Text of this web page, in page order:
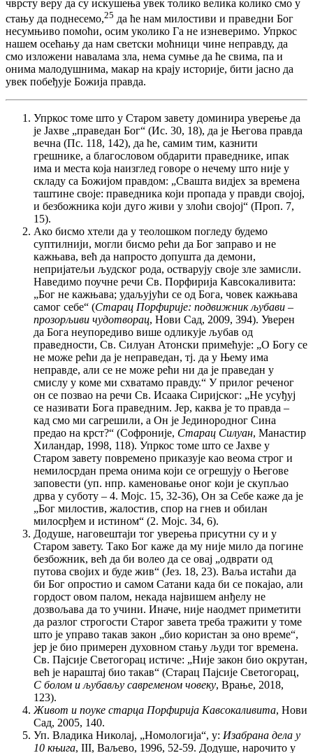
чврсту веру да су искушења увек толико велика колико смо у
стању да поднесемо,25 да ће нам милостиви и праведни Бог
несумњиво помоћи, осим уколико Га не изневеримо. Упркос
нашем осећању да нам светски моћници чине неправду, да
смо изложени навалама зла, нема сумње да ће свима, па и
онима малодушнима, макар на крају историје, бити јасно да
увек побеђује Божија правда.
Упркос томе што у Старом завету доминира уверење да
је Јахве „праведан Бог“ (Ис. 30, 18), да је Његова правда
вечна (Пс. 118, 142), да ће, самим тим, казнити
грешнике, а благословом обдарити праведнике, ипак
има и места која наизглед говоре о нечему што није у
складу са Божијом правдом: „Свашта видјех за времена
таштине своје: праведника који пропада у правди својој,
и безбожника који дуго живи у злоћи својој“ (Проп. 7,
15).
Ако бисмо хтели да у теолошком погледу будемо
суптилнији, могли бисмо рећи да Бог заправо и не
кажњава, већ да напросто допушта да демони,
непријатељи људског рода, остварују своје зле замисли.
Наведимо поучне речи Св. Порфирија Кавсокаливита:
„Бог не кажњава; удаљујући се од Бога, човек кажњава
самог себе“ (Старац Порфирије: подвижник љубави –
прозорљиви чудотворац, Нови Сад, 2009, 394). Уверен
да Бога неупоредиво више одликује љубав од
праведности, Св. Силуан Атонски примећује: „О Богу се
не може рећи да је неправедан, тј. да у Њему има
неправде, али се не може рећи ни да је праведан у
смислу у коме ми схватамо правду.“ У прилог реченог
он се позвао на речи Св. Исаака Сиријског: „Не усуђуј
се називати Бога праведним. Јер, каква је то правда –
кад смо ми сагрешили, а Он је Јединородног Сина
предао на крст?“ (Софроније, Старац Силуан, Манастир
Хиландар, 1998, 118). Упркос томе што се Јахве у
Старом завету повремено приказује као веома строг и
немилосрдан према онима који се огрешују о Његове
заповести (уп. нпр. каменовање оног који је скупљао
дрва у суботу – 4. Мојс. 15, 32-36), Он за Себе каже да је
„Бог милостив, жалостив, спор на гнев и обилан
милосрђем и истином“ (2. Мојс. 34, 6).
Додуше, наговештаји тог уверења присутни су и у
Старом завету. Тако Бог каже да му није мило да погине
безбожник, већ да би волео да се овај „одврати од
путова својих и буде жив“ (Јез. 18, 23). Ваља истаћи да
би Бог опростио и самом Сатани када би се покајао, али
гордост овом палом, некада највишем анђелу не
дозвољава да то учини. Иначе, није наодмет приметити
да разлог строгости Старог завета треба тражити у томе
што је управо такав закон „био користан за оно време“,
јер је био примерен духовном стању људи тог времена.
Св. Пајсије Светогорац истиче: „Није закон био окрутан,
већ је нараштај био такав“ (Старац Пајсије Светогорац,
С болом и љубављу савременом човеку, Врање, 2018,
123).
Живот и поуке старца Порфирија Кавсокаливита, Нови
Сад, 2005, 140.
Уп. Владика Николај, „Номологија“, у: Изабранa дела у
10 књига, III, Ваљево, 1996, 52-59. Додуше, нарочито у